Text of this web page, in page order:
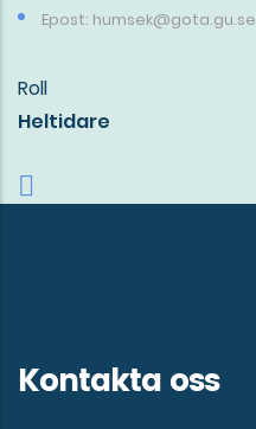
Epost: humsek@gota.gu.se
Roll
Heltidare
Kontakta oss